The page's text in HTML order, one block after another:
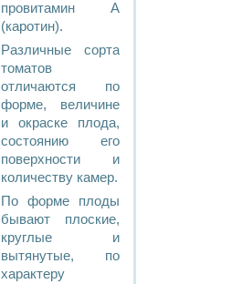
провитамин А
(каротин).
Различные сорта
томатов
отличаются по
форме, величине
и окраске плода,
состоянию его
поверхности и
количеству камер.
По форме плоды
бывают плоские,
круглые и
вытянутые, по
характеру